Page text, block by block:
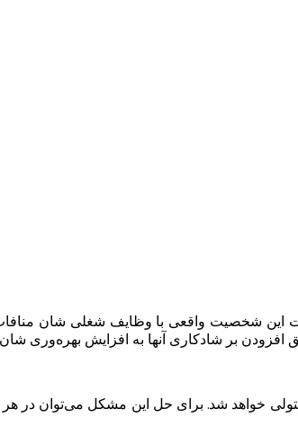
این شخصیت واقعی با وظایف شغلی شان
افزودن بر شادکاری آنها به افزایش بهره‌وری
خواهد شد. برای حل این مشکل می‌توان در هر